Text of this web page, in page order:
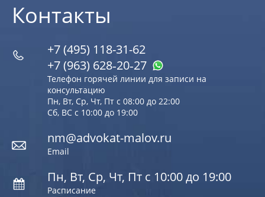
Контакты
+7 (495) 118-31-62
+7 (963) 628‑20‑27
Телефон горячей линии для записи на
консультацию
Пн, Вт, Ср, Чт, Пт с 08:00 до 22:00
Сб, ВС с 10:00 до 19:00
nm@advokat-malov.ru
Email
Пн, Вт, Ср, Чт, Пт с 10:00 до 19:00
Расписание